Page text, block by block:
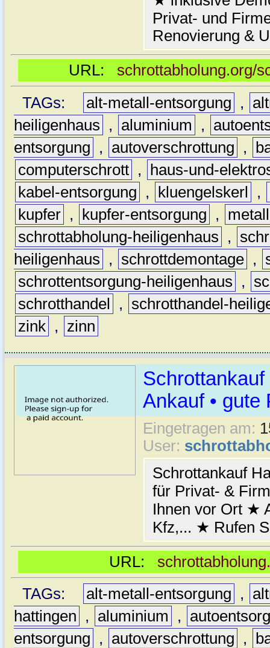
Privat- und
Renovierung &
URL: schrottabholung.org/
TAGs:
alt-metall-entsorgung ,
heiligenhaus
, aluminium ,
entsorgung
, autoverschrottung ,
computerschrott ,
haus-und-
kabel-entsorgung
, kluengelskerl ,
kupfer , kupfer-entsorgung ,
metall
schrottabholung-heiligenhaus
,
heiligenhaus
, schrottdemontage ,
schrottentsorgung-heiligenhaus
,
schrotthandel
,
schrotthandel-
zink , zinn
Schrottankauf
Ankauf • gute
Eingetragen am:
User:
Schrottankauf
für Privat- &
Ihnen vor Ort ★
Kfz,... ★ Rufen
URL:
TAGs:
alt-metall-entsorgung ,
hattingen
, aluminium ,
entsorgung
, autoverschrottung ,